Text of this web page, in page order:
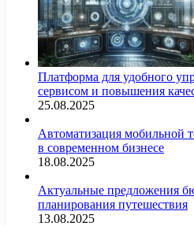
Платформа для удобного
сервисом и повышения
25.08.2025
Автоматизация мобильной
в современном бизнесе
18.08.2025
Актуальные предложения
планирования путешествия
13.08.2025